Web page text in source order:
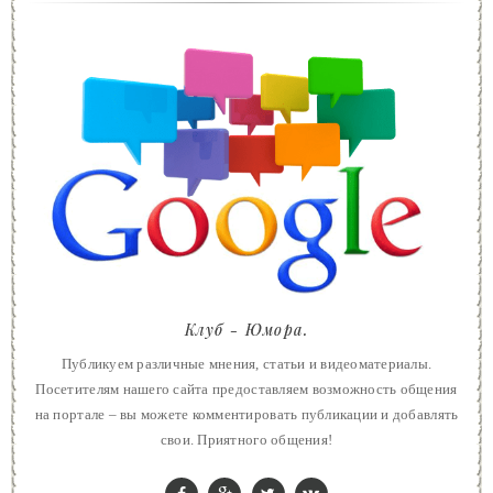
Клуб - Юмора.
Публикуем различные мнения, статьи и видеоматериалы.
Посетителям нашего сайта предоставляем возможность общения
на портале – вы можете комментировать публикации и добавлять
свои. Приятного общения!